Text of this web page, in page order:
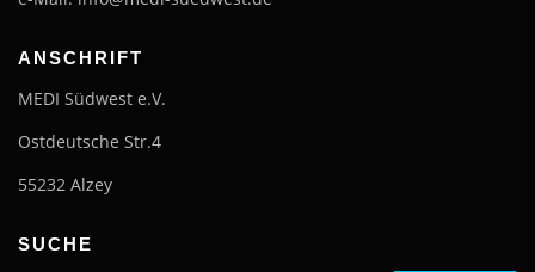
ANSCHRIFT
MEDI Südwest e.V.
Ostdeutsche Str.4
55232 Alzey
SUCHE